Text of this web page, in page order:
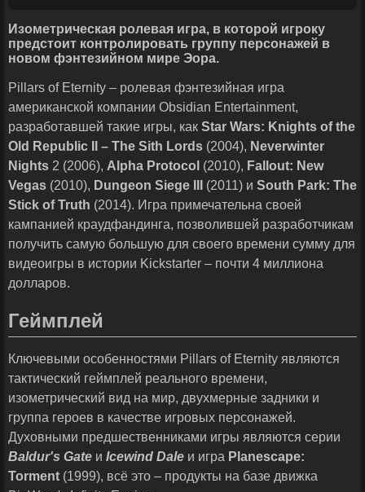
Изометрическая ролевая игра, в которой игроку
предстоит контролировать группу персонажей в
новом фэнтезийном мире Эора.
Pillars of Eternity – ролевая фэнтезийная игра
американской компании Obsidian Entertainment,
разработавшей такие игры, как Star Wars: Knights of the
Old Republic II – The Sith Lords (2004), Neverwinter
Nights 2 (2006), Alpha Protocol (2010), Fallout: New
Vegas (2010), Dungeon Siege III (2011) и South Park: The
Stick of Truth (2014). Игра примечательна своей
кампанией краудфандинга, позволившей разработчикам
получить самую большую для своего времени сумму для
видеоигры в истории Kickstarter – почти 4 миллиона
долларов.
Геймплей
Ключевыми особенностями Pillars of Eternity являются
тактический геймплей реального времени,
изометрический вид на мир, двухмерные задники и
группа героев в качестве игровых персонажей.
Духовными предшественниками игры являются серии
Baldur's Gate и Icewind Dale и игра Planescape:
Torment (1999), всё это – продукты на базе движка